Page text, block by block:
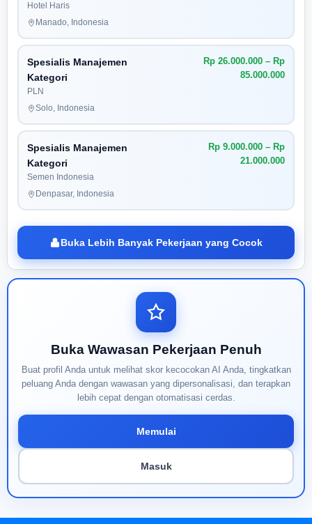
Hotel Haris
Manado, Indonesia
Spesialis Manajemen
Kategori
PLN
Rp 26.000.000 – Rp
85.000.000
Solo, Indonesia
Spesialis Manajemen
Kategori
Semen Indonesia
Rp 9.000.000 – Rp
21.000.000
Denpasar, Indonesia
Buka Lebih Banyak Pekerjaan yang Cocok
Buka Wawasan Pekerjaan Penuh
Buat profil Anda untuk melihat skor kecocokan AI Anda, tingkatkan
peluang Anda dengan wawasan yang dipersonalisasi, dan terapkan
lebih cepat dengan otomatisasi cerdas.
Memulai
Masuk